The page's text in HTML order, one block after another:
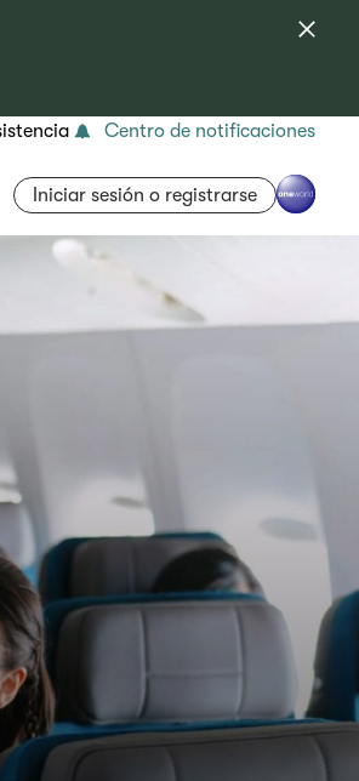
Centro de notificaciones
Iniciar sesión o registrarse